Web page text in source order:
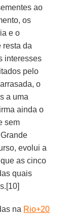
ao
os
e o
resta da
interesses
pelo
o
a uma
ainda o
sem
evolui a
as cinco
quais
na Rio+20